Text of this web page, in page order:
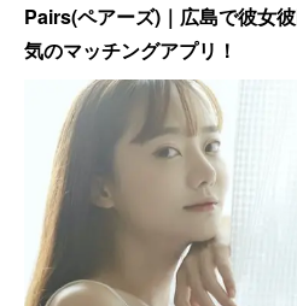
Pairs(ペアーズ)｜広島で彼女
気のマッチングアプリ！